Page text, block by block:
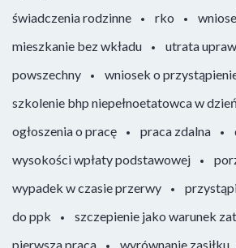
świadczenia rodzinne
rko
mieszkanie bez wkładu
utrata
powszechny
wniosek o
szkolenie bhp niepełnoetatowca w
ogłoszenia o pracę
praca zdalna
wysokości wpłaty podstawowej
wypadek w czasie przerwy
do ppk
szczepienie jako warunek
pierwsza praca
wyrównanie zasiłku